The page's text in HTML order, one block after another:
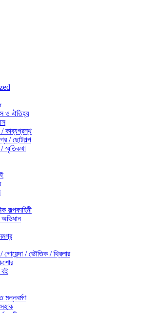
ও ঐতিহ্য
/ কাব্যগ্রন্থ
/ ছোটগল্প
স্মৃতিকথা
কল্পকাহিনী
অভিধান
গোয়েন্দা / ভৌতিক / থ্রিলার
বই
মল্লবর্মণ